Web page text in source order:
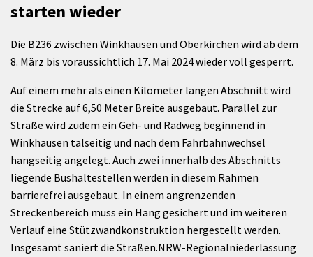
starten wieder
Die B236 zwischen Winkhausen und Oberkirchen wird ab dem
8. März bis voraussichtlich 17. Mai 2024 wieder voll gesperrt.
Auf einem mehr als einen Kilometer langen Abschnitt wird
die Strecke auf 6,50 Meter Breite ausgebaut. Parallel zur
Straße wird zudem ein Geh- und Radweg beginnend in
Winkhausen talseitig und nach dem Fahrbahnwechsel
hangseitig angelegt. Auch zwei innerhalb des Abschnitts
liegende Bushaltestellen werden in diesem Rahmen
barrierefrei ausgebaut. In einem angrenzenden
Streckenbereich muss ein Hang gesichert und im weiteren
Verlauf eine Stützwandkonstruktion hergestellt werden.
Insgesamt saniert die Straßen.NRW-Regionalniederlassung